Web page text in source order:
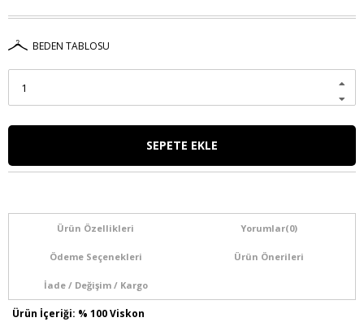
BEDEN TABLOSU
Ürün Özellikleri Yorumlar(0)
Ödeme Seçenekleri Ürün Önerileri
İade / Değişim / Kargo
Ürün İçeriği: % 100 Viskon